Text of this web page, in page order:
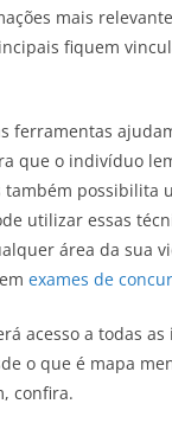
mais
fiquem
ferramentas
que o indivíduo
também possibilita
utilizar essas
área da sua
exames de
acesso a todas
o que é mapa
confira.